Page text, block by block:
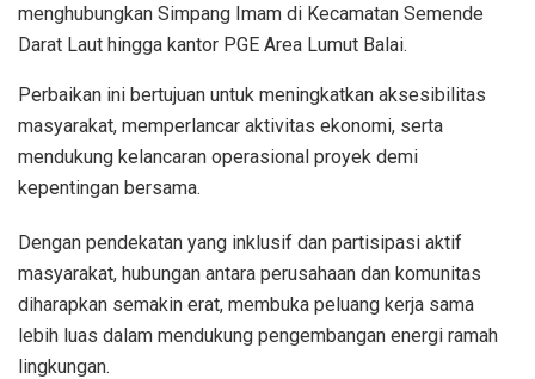
menghubungkan Simpang Imam di Kecamatan Semende
Darat Laut hingga kantor PGE Area Lumut Balai.
Perbaikan ini bertujuan untuk meningkatkan aksesibilitas
masyarakat, memperlancar aktivitas ekonomi, serta
mendukung kelancaran operasional proyek demi
kepentingan bersama.
Dengan pendekatan yang inklusif dan partisipasi aktif
masyarakat, hubungan antara perusahaan dan komunitas
diharapkan semakin erat, membuka peluang kerja sama
lebih luas dalam mendukung pengembangan energi ramah
lingkungan.